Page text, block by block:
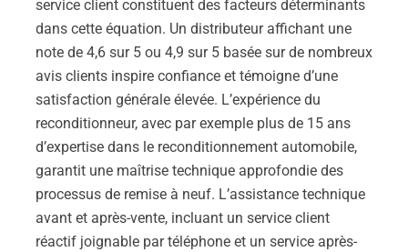
service client constituent des facteurs déterminants
dans cette équation. Un distributeur affichant une
note de 4,6 sur 5 ou 4,9 sur 5 basée sur de nombreux
avis clients inspire confiance et témoigne d’une
satisfaction générale élevée. L’expérience du
reconditionneur, avec par exemple plus de 15 ans
d’expertise dans le reconditionnement automobile,
garantit une maîtrise technique approfondie des
processus de remise à neuf. L’assistance technique
avant et après-vente, incluant un service client
réactif joignable par téléphone et un service après-